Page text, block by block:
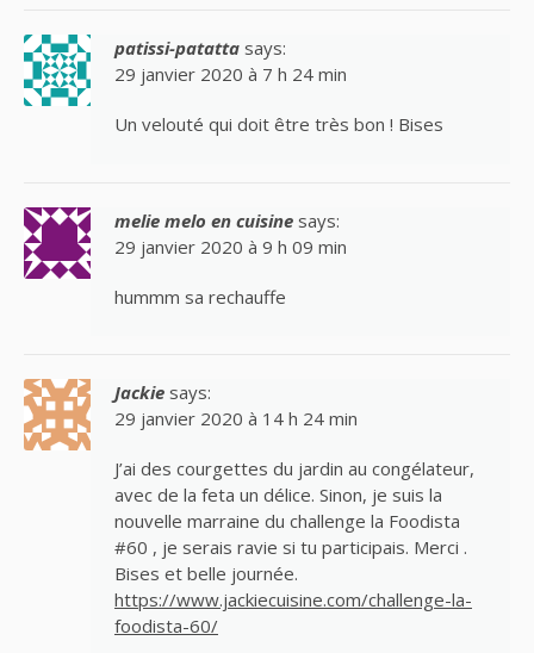
patissi-patatta says:
29 janvier 2020 à 7 h 24 min
Un velouté qui doit être très bon ! Bises
melie melo en cuisine says:
29 janvier 2020 à 9 h 09 min
hummm sa rechauffe
Jackie says:
29 janvier 2020 à 14 h 24 min
J’ai des courgettes du jardin au congélateur,
avec de la feta un délice. Sinon, je suis la
nouvelle marraine du challenge la Foodista
#60 , je serais ravie si tu participais. Merci .
Bises et belle journée.
https://www.jackiecuisine.com/challenge-la-
foodista-60/